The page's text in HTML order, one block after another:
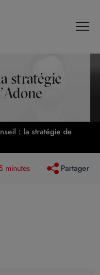
stratégie
: la stratégie de
minutes Partager